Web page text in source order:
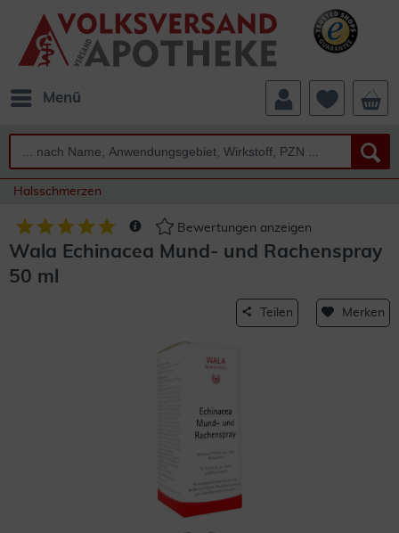
Menü
Halsschmerzen
Bewertungen anzeigen
Wala Echinacea Mund- und Rachenspray
50 ml
Teilen Merken